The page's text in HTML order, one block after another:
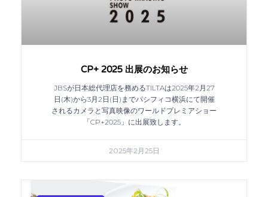
CP+ 2025 出展のお知らせ
JBSが日本総代理店を務めるTILTAは2025年2月27
日(木)から3月2日(日)までパシフィコ横浜にて開催
されるカメラと写真映像のワールドプレミアショー
「CP+2025」に出展致します。
2025年2月25日